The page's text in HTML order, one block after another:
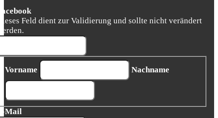
Feld dient zur Validierung und sollte nicht verändert
Vorname Nachname
Mail